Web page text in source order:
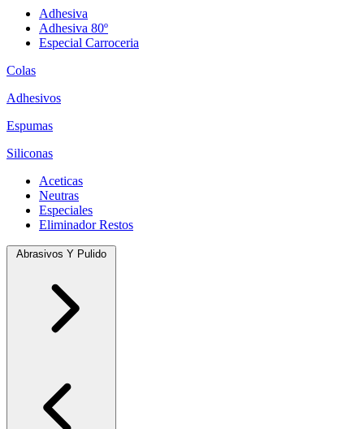
Adhesiva
Adhesiva 80º
Especial Carroceria
Colas
Adhesivos
Espumas
Siliconas
Aceticas
Neutras
Especiales
Eliminador Restos
Abrasivos Y Pulido